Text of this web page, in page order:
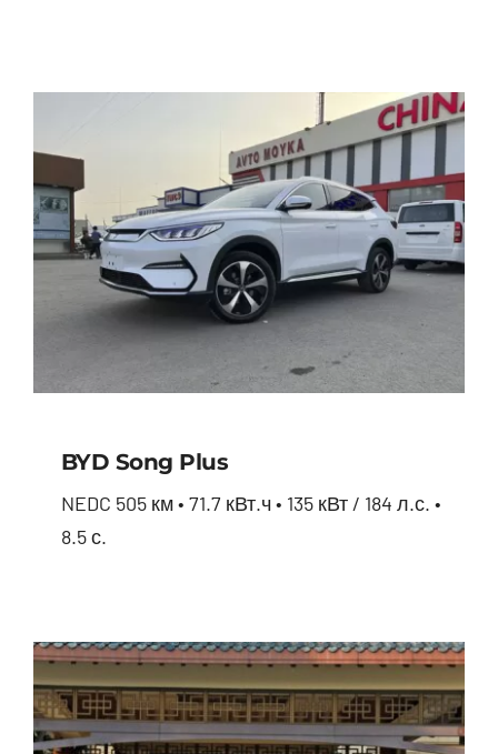
BYD Song Plus
NEDC 505 км • 71.7 кВт.ч • 135 кВт / 184 л.с. •
8.5 с.